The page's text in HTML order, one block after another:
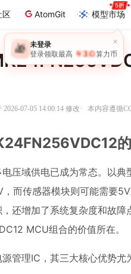
区 AtomGit 模型市场
×
🎁 未登录
登录领取最高 ￥30 算力币
2026-07-05 14:00:14 修改· 本内容遵循
压域供电已成为常态。以
而传感器模块则可能需要
还增加了系统复杂度和故
MCU组合的价值所在。
管理IC，其三大核心优势尤